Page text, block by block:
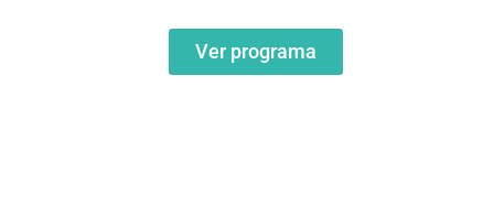
Ver programa